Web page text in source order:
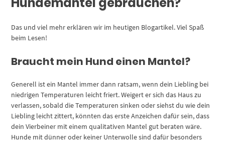
Das und viel mehr erklären wir im heutigen Blogartikel. Viel Spaß
beim Lesen!
Braucht mein Hund einen Mantel?
Generell ist ein Mantel immer dann ratsam, wenn dein Liebling bei
niedrigen Temperaturen leicht friert. Weigert er sich das Haus zu
verlassen, sobald die Temperaturen sinken oder siehst du wie dein
Liebling leicht zittert, könnten das erste Anzeichen dafür sein, dass
dein Vierbeiner mit einem qualitativen Mantel gut beraten wäre.
Hunde mit dünner oder keiner Unterwolle sind dafür besonders